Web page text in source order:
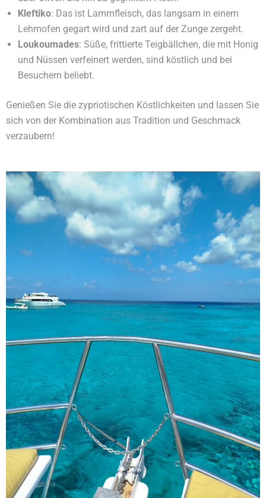
Kleftiko: Das ist Lammfleisch, das langsam in einem
Lehmofen gegart wird und zart auf der Zunge zergeht.
Loukoumades: Süße, frittierte Teigbällchen, die mit Honig
und Nüssen verfeinert werden, sind köstlich und bei
Besuchern beliebt.
Genießen Sie die zypriotischen Köstlichkeiten und lassen Sie
sich von der Kombination aus Tradition und Geschmack
verzaubern!